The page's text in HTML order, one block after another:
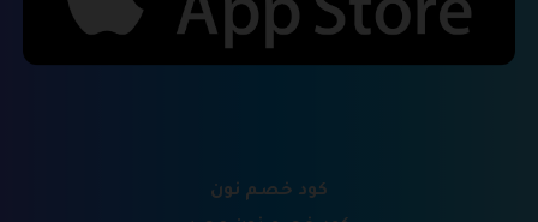
كود خصم نون